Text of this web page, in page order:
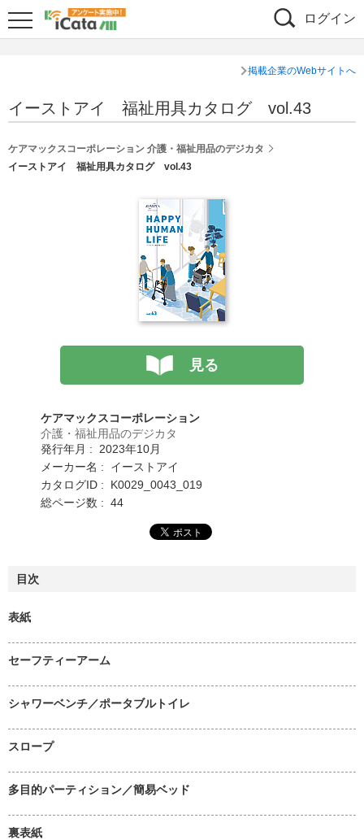
ログイン
掲載企業のWebサイトへ
イーストアイ 福祉用具カタログ vol.43
ケアマックスコーポレーション 介護・福祉用品のデジカタ
イーストアイ 福祉用具カタログ vol.43
見る
ケアマックスコーポレーション
介護・福祉用品のデジカタ
発行年月 : 2023年10月
メーカー名 : イーストアイ
カタログID : K0029_0043_019
総ページ数 : 44
目次
表紙
セーフティーアーム
シャワーベンチ／ポータブルトイレ
スロープ
多目的パーティション／簡易ベッド
裏表紙